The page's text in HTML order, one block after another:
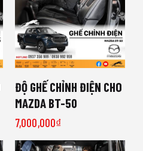
ĐỘ GHẾ CHỈNH ĐIỆN CHO
MAZDA BT-50
7,000,000₫